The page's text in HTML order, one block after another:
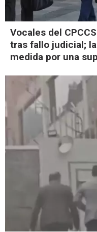
Vocales del
tras fallo judicial;
medida por una